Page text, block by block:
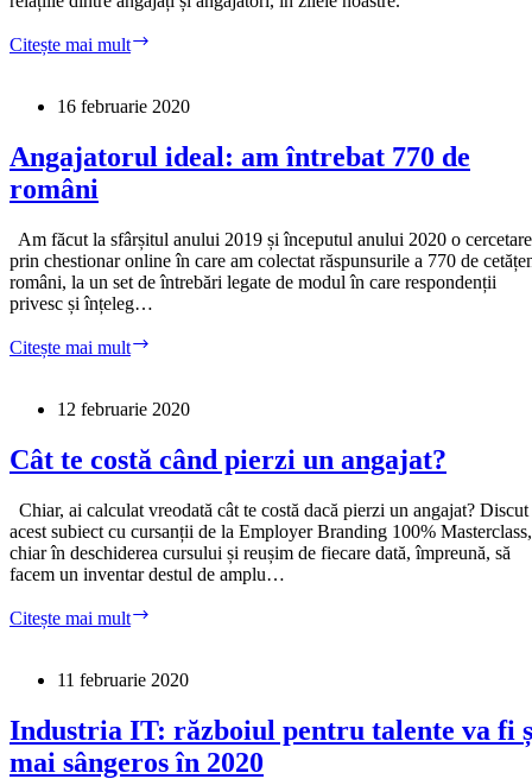
Citește mai mult
pandemie
de
5
McKinsey.
Cum
îi
16 februarie 2020
Angajatorul ideal: am întrebat 770 de
români
Am făcut la sfârșitul anului 2019 și începutul anului 2020 o cercetare
prin chestionar online în care am colectat răspunsurile a 770 de
români, la un set de întrebări legate de modul în care respondenții
privesc și înțeleg…
Citește mai mult
întrebat
români
12 februarie 2020
Cât te costă când pierzi un angajat?
Chiar, ai calculat vreodată cât te costă dacă pierzi un angajat? Discut
acest subiect cu cursanții de la Employer Branding 100% Masterclass,
chiar în deschiderea cursului și reușim de fiecare dată, împreună, să
facem un inventar destul de amplu…
Citește mai mult
când
un
angajat?
11 februarie 2020
Industria IT: războiul pentru talente va fi
mai sângeros în 2020